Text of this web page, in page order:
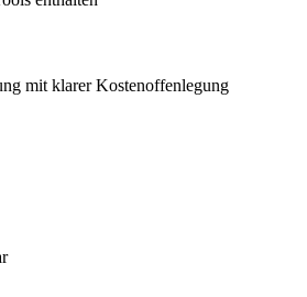
mit klarer Kostenoffenlegung